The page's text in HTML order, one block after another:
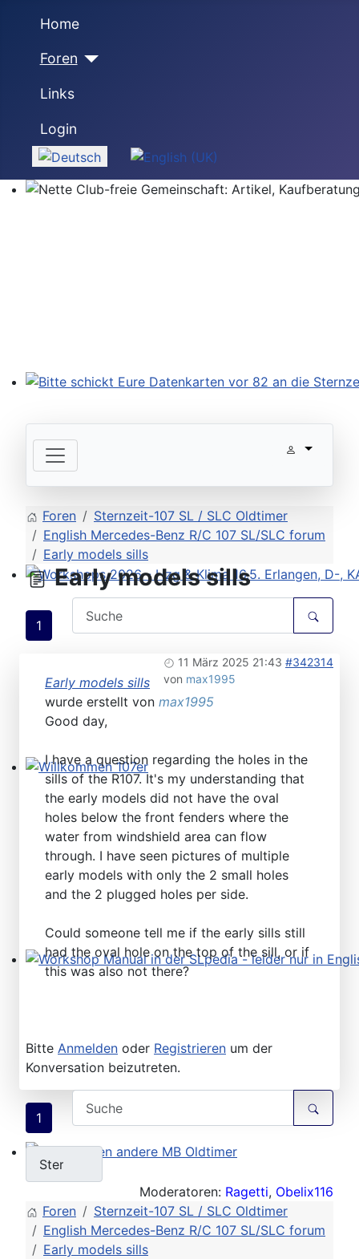
Home
Foren
Links
Login
Sprache auswählen
Workshops 2026 - Hzg & Klima 16.5. Erlangen, D-,
Willkommen 107er
Workshop Manual in der SLpedia - leider nur in
Willkommen andere MB Oldtimer
Foren
Sternzeit-107 SL / SLC Oldtimer
English Mercedes-Benz R/C 107 SL/SLC forum
Early models sills
Early models sills
1
11 März 2025 21:43 #342314
von max1995
Early models sills
wurde erstellt von max1995
Good day,
I have a question regarding the holes in the
sills of the R107. It's my understanding that
the early models did not have the oval
holes below the front fenders where the
water from windshield area can flow
through. I have seen pictures of multiple
early models with only the 2 small holes
and the 2 plugged holes per side.
Could someone tell me if the early sills still
had the oval hole on the top of the sill, or if
this was also not there?
Bitte Anmelden oder Registrieren um der
Konversation beizutreten.
1
Moderatoren: Ragetti, Obelix116
Foren
Sternzeit-107 SL / SLC Oldtimer
English Mercedes-Benz R/C 107 SL/SLC forum
Early models sills